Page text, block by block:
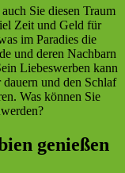
Sie diesen Traum
Zeit und Geld für
im Paradies die
und deren Nachbarn
Liebeswerben kann
und den Schlaf
Was können Sie
genießen